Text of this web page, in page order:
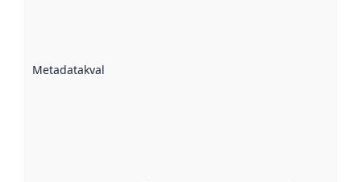
Metadatakvalitet